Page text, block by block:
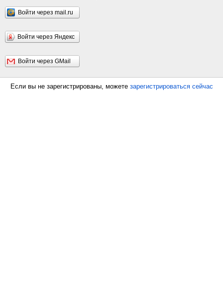
Войти через mail.ru
Войти через Яндекс
Войти через GMail
Если вы не зарегистрированы, можете зарегистрироваться сейчас